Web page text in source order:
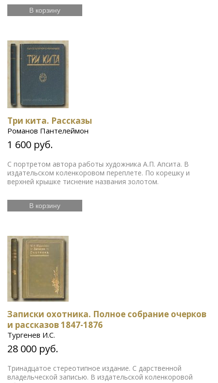
В корзину
Три кита. Рассказы
Романов Пантелеймон
1 600 руб.
С портретом автора работы художника А.П. Апсита. В
издательском коленкоровом переплете. По корешку и
верхней крышке тиснение названия золотом.
В корзину
Записки охотника. Полное собрание очерков
и рассказов 1847-1876
Тургенев И.С.
28 000 руб.
Тринадцатое стереотипное издание. С дарственной
владельческой записью. В издательской коленкоровой